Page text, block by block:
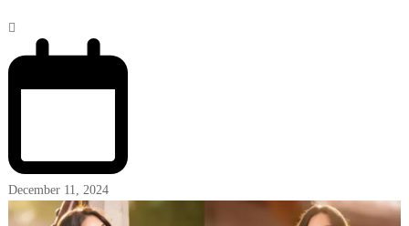
December 11, 2024